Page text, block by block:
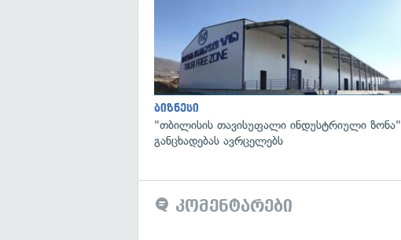
ბიზნესი
"თბილისის თავისუფალი ინდუსტრიული ზონა"
განცხადებას ავრცელებს
კომენტარები